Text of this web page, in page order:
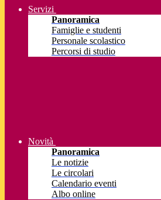
Servizi
Panoramica
Famiglie e studenti
Personale scolastico
Percorsi di studio
Novità
Panoramica
Le notizie
Le circolari
Calendario eventi
Albo online